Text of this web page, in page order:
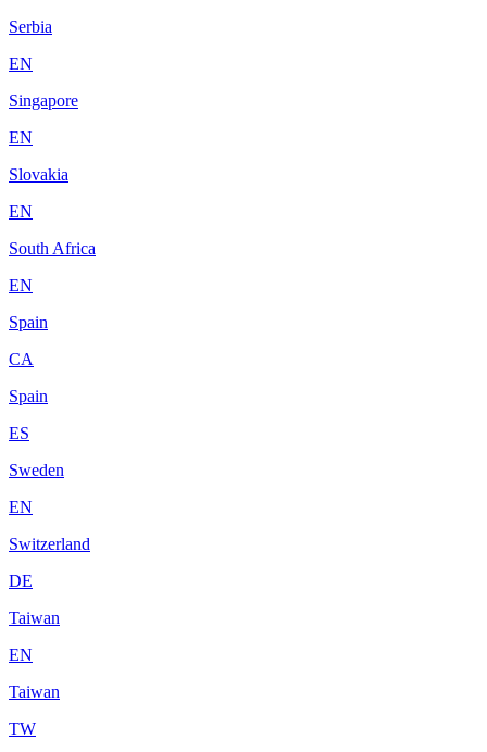
Serbia
EN
Singapore
EN
Slovakia
EN
South Africa
EN
Spain
CA
Spain
ES
Sweden
EN
Switzerland
DE
Taiwan
EN
Taiwan
TW